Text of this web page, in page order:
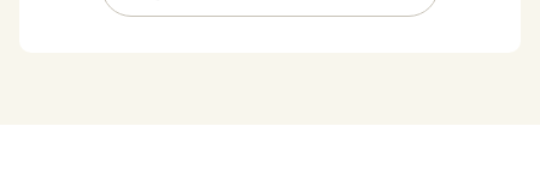
そんなふるさとを応援していただける皆さまの温かい